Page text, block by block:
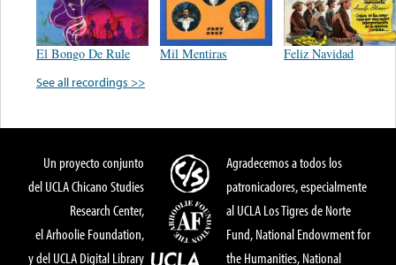
El Bongo De Rule Mil Mentiras
Feliz Navidad
See all recordings >>
Un proyecto conjunto
del UCLA Chicano Studies
Research Center,
el Arhoolie Foundation,
y del UCLA Digital Library
Agradecemos a todos los
patronicadores, especialmente
al UCLA Los Tigres de Norte
Fund, National Endowment for
the Humanities, National